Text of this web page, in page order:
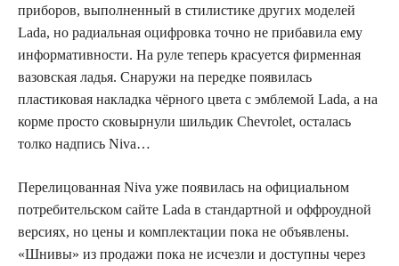
приборов, выполненный в стилистике других моделей
Lada, но радиальная оцифровка точно не прибавила ему
информативности. На руле теперь красуется фирменная
вазовская ладья. Снаружи на передке появилась
пластиковая накладка чёрного цвета с эмблемой Lada, а на
корме просто сковырнули шильдик Chevrolet, осталась
толко надпись Niva…
Перелицованная Niva уже появилась на официальном
потребительском сайте Lada в стандартной и оффроудной
версиях, но цены и комплектации пока не объявлены.
«Шнивы» из продажи пока не исчезли и доступны через